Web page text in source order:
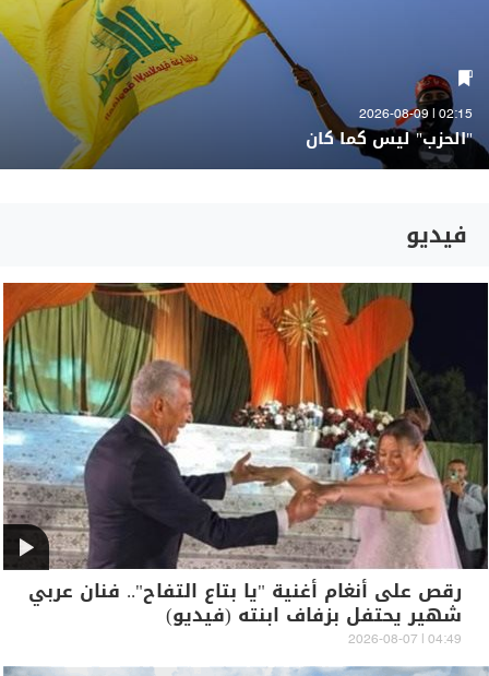
02:15 | 2026-08-09
"الحزب" ليس كما كان
فيديو
رقص على أنغام أغنية "يا بتاع التفاح".. فنان عربي
شهير يحتفل بزفاف ابنته (فيديو)
04:49 | 2026-08-07